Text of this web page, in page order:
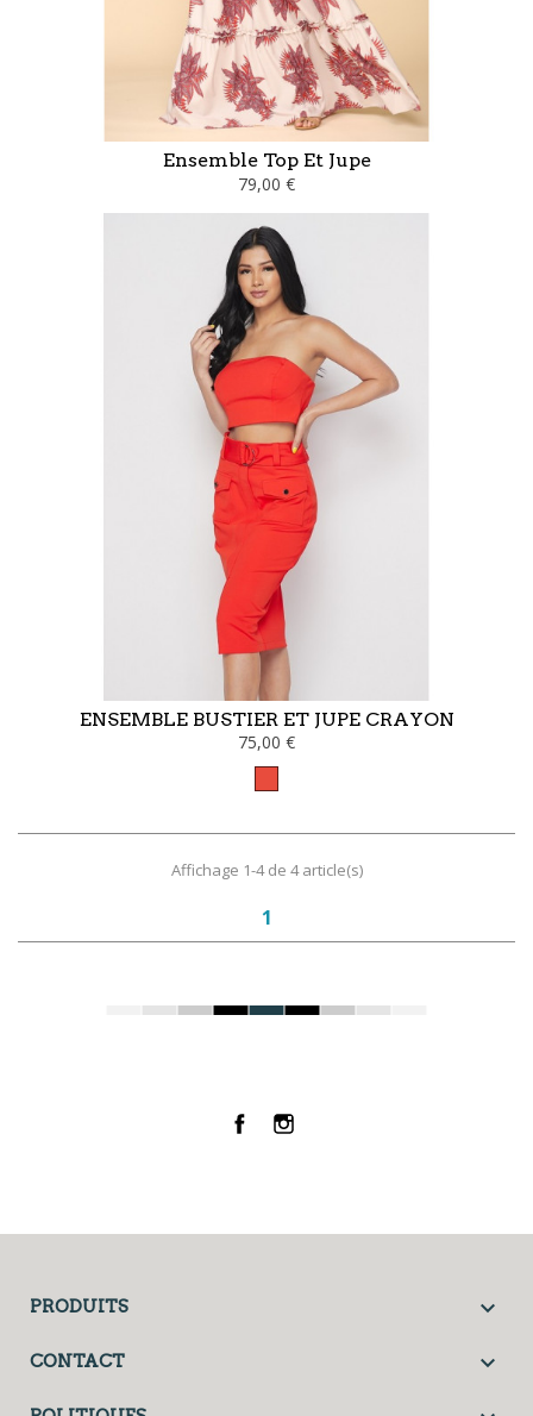
Ensemble Top Et Jupe
79,00 €
ENSEMBLE BUSTIER ET JUPE CRAYON
75,00 €
Affichage 1-4 de 4 article(s)
1
FacebookInstagram
PRODUITS 
CONTACT 